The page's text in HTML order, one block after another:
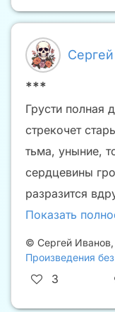
***
Грусти полная
стрекочет
тьма, уныние,
сердцевины
разразится
Показать
© Сергей Иванов,
Произведения
3